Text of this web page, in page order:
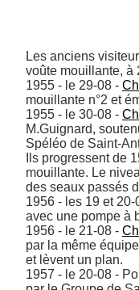
Les anciens
voûte mouillante, à
1955 - le 29-08 -
mouillante n°2 et
1955 - le 30-08 -
M.Guignard,
Spéléo de Saint-
Ils progressent de
mouillante. Le
des seaux passés
1956 - les 19 et
avec une pompe à
1956 - le 21-08 -
par la même
et lèvent un plan.
1957 - le 20-08 -